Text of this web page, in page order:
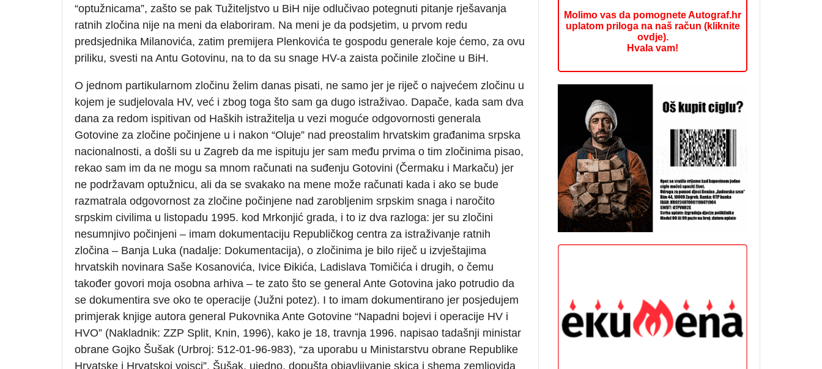
“optužnicama”, zašto se pak Tužiteljstvo u BiH nije odlučivao potegnuti pitanje rješavanja
ratnih zločina nije na meni da elaboriram. Na meni je da podsjetim, u prvom redu
predsjednika Milanovića, zatim premijera Plenkovića te gospodu generale koje ćemo, za ovu
priliku, svesti na Antu Gotovinu, na to da su snage HV-a zaista počinile zločine u BiH.
O jednom partikularnom zločinu želim danas pisati, ne samo jer je riječ o najvećem zločinu u
kojem je sudjelovala HV, već i zbog toga što sam ga dugo istraživao. Dapače, kada sam dva
dana za redom ispitivan od Haških istražitelja u vezi moguće odgovornosti generala
Gotovine za zločine počinjene u i nakon “Oluje” nad preostalim hrvatskim građanima srpska
nacionalnosti, a došli su u Zagreb da me ispituju jer sam među prvima o tim zločinima pisao,
rekao sam im da ne mogu sa mnom računati na suđenju Gotovini (Čermaku i Markaču) jer
ne podržavam optužnicu, ali da se svakako na mene može računati kada i ako se bude
razmatrala odgovornost za zločine počinjene nad zarobljenim srpskim snaga i naročito
srpskim civilima u listopadu 1995. kod Mrkonjić grada, i to iz dva razloga: jer su zločini
nesumnjivo počinjeni – imam dokumentaciju Republičkog centra za istraživanje ratnih
zločina – Banja Luka (nadalje: Dokumentacija), o zločinima je bilo riječ u izvještajima
hrvatskih novinara Saše Kosanovića, Ivice Đikića, Ladislava Tomičića i drugih, o čemu
također govori moja osobna arhiva – te zato što se general Ante Gotovina jako potrudio da
se dokumentira sve oko te operacije (Južni potez). I to imam dokumentirano jer posjedujem
primjerak knjige autora general Pukovnika Ante Gotovine “Napadni bojevi i operacije HV i
HVO” (Nakladnik: ZZP Split, Knin, 1996), kako je 18, travnja 1996. napisao tadašnji ministar
obrane Gojko Šušak (Urbroj: 512-01-96-983), “za uporabu u Ministarstvu obrane Republike
Hrvatske i Hrvatskoj vojsci”. Šušak, ujedno, dopušta objavljivanje skica i shema zemljovida
Molimo vas da pomognete Autograf.hr
uplatom priloga na naš račun (kliknite
ovdje).
Hvala vam!